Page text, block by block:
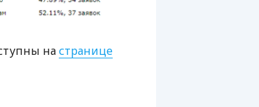
настранице